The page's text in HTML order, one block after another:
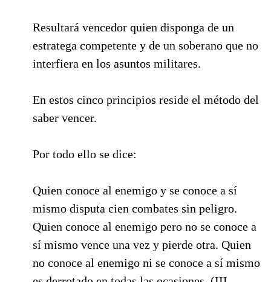
Resultará vencedor quien disponga de un
estratega competente y de un soberano que no
interfiera en los asuntos militares.
En estos cinco principios reside el método del
saber vencer.
Por todo ello se dice:
Quien conoce al enemigo y se conoce a sí
mismo disputa cien combates sin peligro.
Quien conoce al enemigo pero no se conoce a
sí mismo vence una vez y pierde otra. Quien
no conoce al enemigo ni se conoce a sí mismo